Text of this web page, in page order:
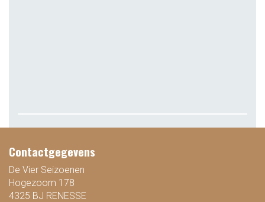
Contactgegevens
De Vier Seizoenen
Hogezoom 178
4325 BJ RENESSE